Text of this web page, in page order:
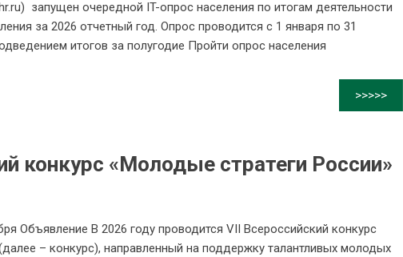
запущен очередной IT-опрос населения по итогам деятельности
за 2026 отчетный год. Опрос проводится с 1 января по 31
итогов за полугодие Пройти опрос населения
>>>>>
конкурс «Молодые стратеги России»
Объявление В 2026 году проводится VII Всероссийский конкурс
– конкурс), направленный на поддержку талантливых молодых